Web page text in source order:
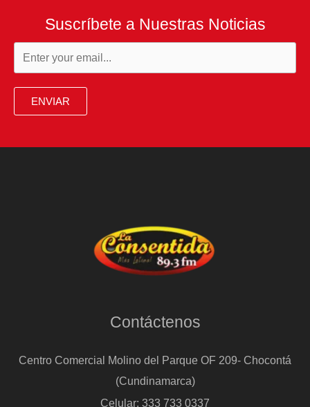
Suscríbete a Nuestras Noticias
ENVIAR
Contáctenos
Centro Comercial Molino del Parque OF 209- Chocontá
(Cundinamarca)
Celular: 333 733 0337